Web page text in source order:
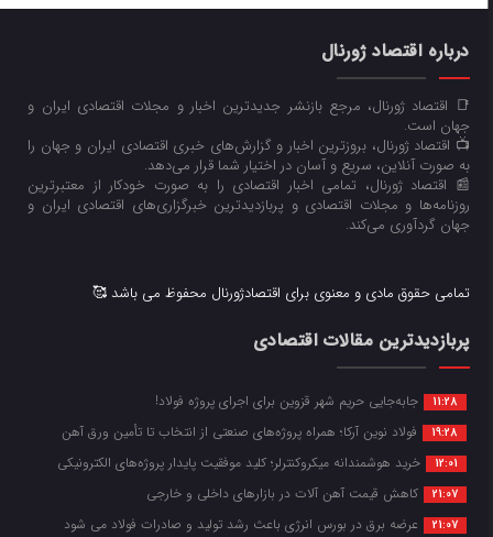
درباره اقتصاد ژورنال
📑 اقتصاد ژورنال، مرجع بازنشر جدیدترین اخبار و مجلات اقتصادی ایران و
جهان است.
📺 اقتصاد ژورنال، بروزترین اخبار و گزارش‌های خبری اقتصادی ایران و جهان را
به صورت آنلاین، سریع و آسان در اختیار شما قرار می‌‌دهد.
📰 اقتصاد ژورنال، تمامی اخبار اقتصادی را به صورت خودکار از معتبرترین
روزنامه‌ها و مجلات اقتصادی و پربازدیدترین خبرگزاری‌های اقتصادی ایران و
جهان گردآوری می‌کند.
تمامی حقوق مادی و معنوی برای اقتصادژورنال محفوظ می باشد 🥰
پربازدیدترین مقالات اقتصادی
11:28 جابه‌جایی حریم شهر قزوین برای اجرای پروژه فولاد!
19:28 فولاد نوین آرکا؛ همراه پروژه‌های صنعتی از انتخاب تا تأمین ورق آهن
12:01 خرید هوشمندانه میکروکنترلر؛ کلید موفقیت پایدار پروژه‌های الکترونیکی
21:07 کاهش قیمت آهن آلات در بازارهای داخلی و خارجی
21:07 عرضه برق در بورس انرژی باعث رشد تولید و صادرات فولاد می شود